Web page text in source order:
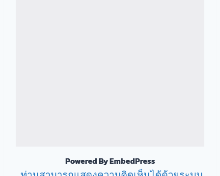
Powered By EmbedPress